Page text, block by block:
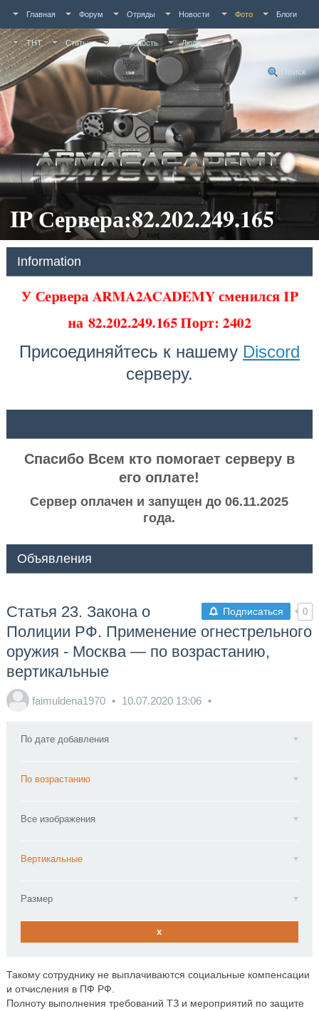
Главная Форум Отряды Новости Фото Блоги
ТНТ Статьи Активность Люди
Поиск
IP Сервера:82.202.249.165
Information
У Сервера ARMA2ACADEMY сменился IP
на 82.202.249.165 Порт: 2402
Присоединяйтесь к нашему Discord
серверу.
Спасибо Всем кто помогает серверу в
его оплате!
Сервер оплачен и запущен до 06.11.2025
года.
Объявления
Подписаться 0
Статья 23. Закона о
Полиции РФ. Применение огнестрельного
оружия - Москва — по возрастанию,
вертикальные
faimuldena1970 10.07.2020 13:06
По дате добавления
По возрастанию
Все изображения
Вертикальные
Размер
x
Такому сотруднику не выплачиваются социальные компенсации
и отчисления в ПФ РФ.
Полноту выполнения требований ТЗ и мероприятий по защите